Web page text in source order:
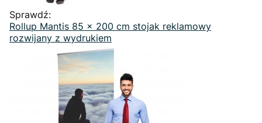
Sprawdź:
Rollup Mantis 85 x 200 cm stojak reklamowy
rozwijany z wydrukiem